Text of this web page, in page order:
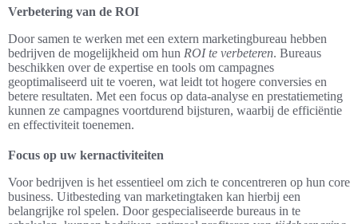
Verbetering van de ROI
Door samen te werken met een extern marketingbureau hebben
bedrijven de mogelijkheid om hun ROI te verbeteren. Bureaus
beschikken over de expertise en tools om campagnes
geoptimaliseerd uit te voeren, wat leidt tot hogere conversies en
betere resultaten. Met een focus op data-analyse en prestatiemeting
kunnen ze campagnes voortdurend bijsturen, waarbij de efficiëntie
en effectiviteit toenemen.
Focus op uw kernactiviteiten
Voor bedrijven is het essentieel om zich te concentreren op hun core
business. Uitbesteding van marketingtaken kan hierbij een
belangrijke rol spelen. Door gespecialiseerde bureaus in te